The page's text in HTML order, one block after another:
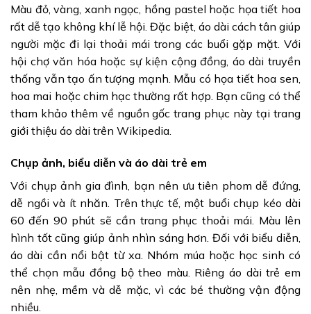
Màu đỏ, vàng, xanh ngọc, hồng pastel hoặc họa tiết hoa
rất dễ tạo không khí lễ hội. Đặc biệt, áo dài cách tân giúp
người mặc đi lại thoải mái trong các buổi gặp mặt. Với
hội chợ văn hóa hoặc sự kiện cộng đồng, áo dài truyền
thống vẫn tạo ấn tượng mạnh. Mẫu có họa tiết hoa sen,
hoa mai hoặc chim hạc thường rất hợp. Bạn cũng có thể
tham khảo thêm về nguồn gốc trang phục này tại trang
giới thiệu áo dài trên Wikipedia.
Chụp ảnh, biểu diễn và áo dài trẻ em
Với chụp ảnh gia đình, bạn nên ưu tiên phom dễ đứng,
dễ ngồi và ít nhăn. Trên thực tế, một buổi chụp kéo dài
60 đến 90 phút sẽ cần trang phục thoải mái. Màu lên
hình tốt cũng giúp ảnh nhìn sáng hơn. Đối với biểu diễn,
áo dài cần nổi bật từ xa. Nhóm múa hoặc học sinh có
thể chọn mẫu đồng bộ theo màu. Riêng áo dài trẻ em
nên nhẹ, mềm và dễ mặc, vì các bé thường vận động
nhiều.